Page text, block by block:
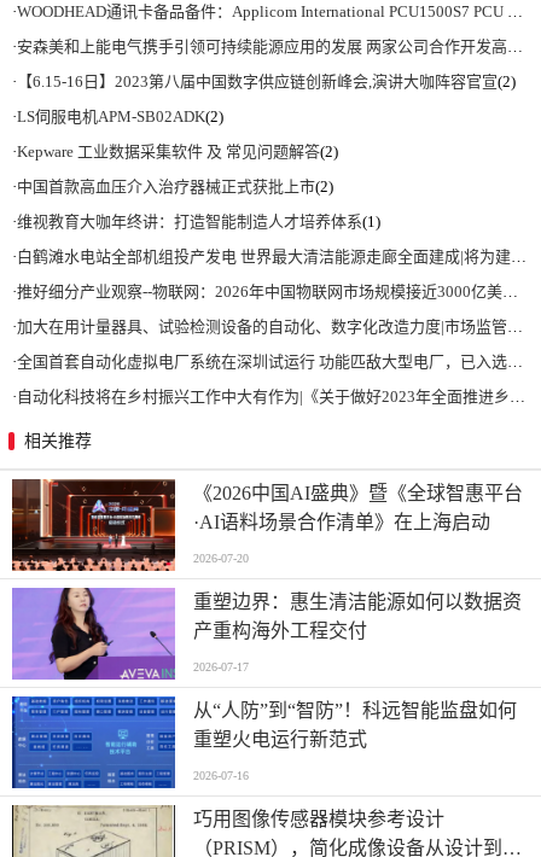
·WOODHEAD通讯卡备品备件：Applicom International PCU1500S7 PCU 1500 S7 V4.5.0
·安森美和上能电气携手引领可持续能源应用的发展 两家公司合作开发高性能储能和太阳能组串式逆变器方案 以实现可持续的未来
· 【6.15-16日】2023第八届中国数字供应链创新峰会,演讲大咖阵容官宣(2)
·LS伺服电机APM-SB02ADK(2)
·Kepware 工业数据采集软件 及 常见问题解答(2)
·中国首款高血压介入治疗器械正式获批上市(2)
·维视教育大咖年终讲：打造智能制造人才培养体系(1)
·白鹤滩水电站全部机组投产发电 世界最大清洁能源走廊全面建成|将为建设新型能源体系、保障国家能源安全、实现“双碳”目标提供有力支撑
·推好细分产业观察--物联网：2026年中国物联网市场规模接近3000亿美元 智慧工厂、智慧城市、智慧电网等将占60%以上
·加大在用计量器具、试验检测设备的自动化、数字化改造力度|市场监管总局 工业和信息化部 关于促进企业计量能力提升的指导意见
·全国首套自动化虚拟电厂系统在深圳试运行 功能匹敌大型电厂，已入选国际典型案例
· 自动化科技将在乡村振兴工作中大有作为|《关于做好2023年全面推进乡村振兴重点工作的意见》发布
相关推荐
《2026中国AI盛典》暨《全球智惠平台
·AI语料场景合作清单》在上海启动
2026-07-20
重塑边界：惠生清洁能源如何以数据资
产重构海外工程交付
2026-07-17
从“人防”到“智防”！科远智能监盘如何
重塑火电运行新范式
2026-07-16
巧用图像传感器模块参考设计
（PRISM），简化成像设备从设计到制